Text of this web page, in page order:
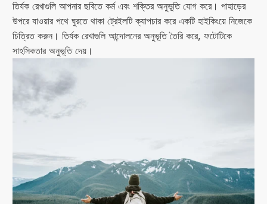
তির্যক রেখাগুলি আপনার ছবিতে কর্ম এবং শক্তির অনুভূতি যোগ করে। পাহাড়ের
উপরে যাওয়ার পথে ঘুরতে থাকা ট্রেইলটি ক্যাপচার করে একটি হাইকিংয়ে নিজেকে
চিত্রিত করুন। তির্যক রেখাগুলি আন্দোলনের অনুভূতি তৈরি করে, ফটোটিকে
সাহসিকতার অনুভূতি দেয়।